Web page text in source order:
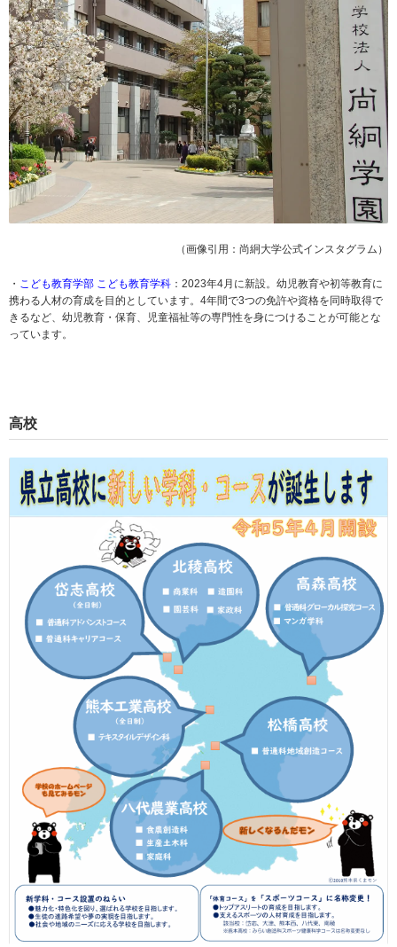
（画像引用：尚絅大学公式インスタグラム）
・ こども教育学部 こども教育学科 ：​ 2023年4月に新設。 幼児教育や初等教育に
携わる人材の育成を目的としています。 4年間で3つの免許や資格を 同時取得で
きるなど、幼児教育・保育、児童福祉等の専門性を身につけることが可能とな
っています。
高校